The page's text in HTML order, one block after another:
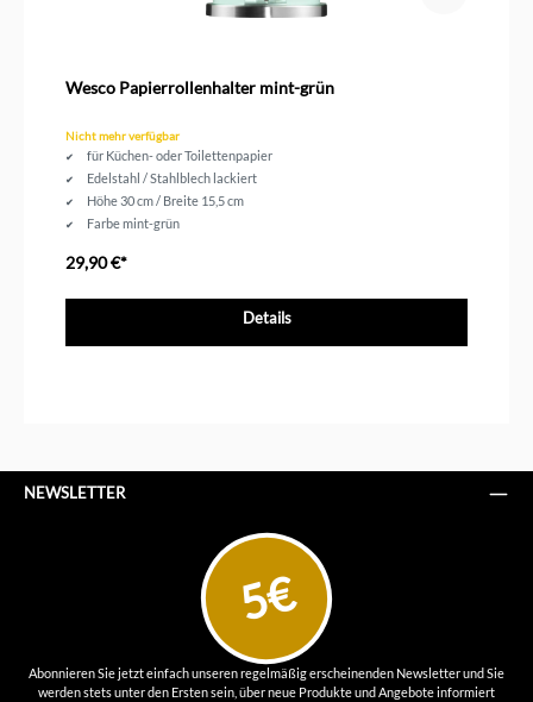
Wesco Papierrollenhalter mint-grün
Nicht mehr verfügbar
für Küchen- oder Toilettenpapier
Edelstahl / Stahlblech lackiert
Höhe 30 cm / Breite 15,5 cm
Farbe mint-grün
29,90 €*
Details
NEWSLETTER
5€
Abonnieren Sie jetzt einfach unseren regelmäßig erscheinenden Newsletter und Sie
werden stets unter den Ersten sein, über neue Produkte und Angebote informiert